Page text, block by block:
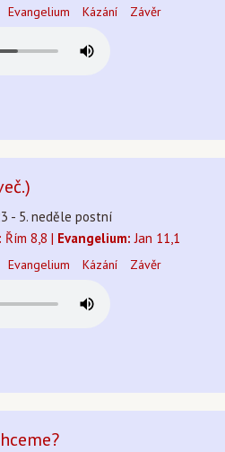
Evangelium Kázání Závěr
- 5. neděle postní
Řím 8,8 | Evangelium: Jan 11,1
Evangelium Kázání Závěr